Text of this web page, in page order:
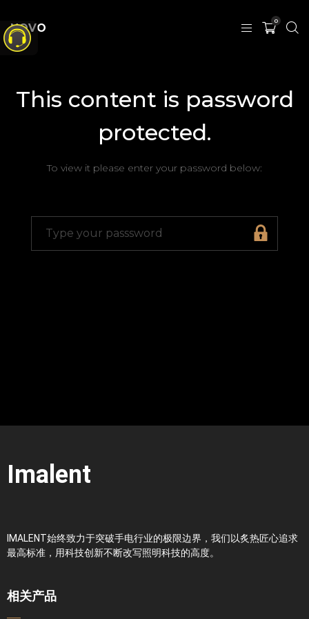
NOVO
0
This content is password
protected.
To view it please enter your password below:
Imalent
IMALENT始终致力于突破手电行业的极限边界，我们以炙热匠心追求
最高标准，用科技创新不断改写照明科技的高度。
相关产品